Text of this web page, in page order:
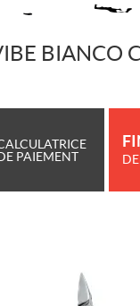
BIANCO
PAIEMENT